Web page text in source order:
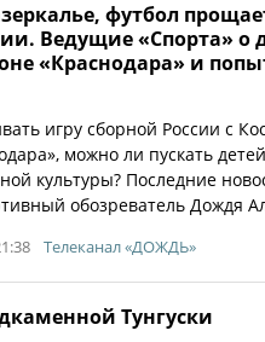
футбол
Ведущие «Спорта» о
«Краснодара» и
игру сборной России с
можно ли пускать
культуры? Последние
обозреватель Дождя
Телеканал «ДОЖДЬ»
Тунгуски